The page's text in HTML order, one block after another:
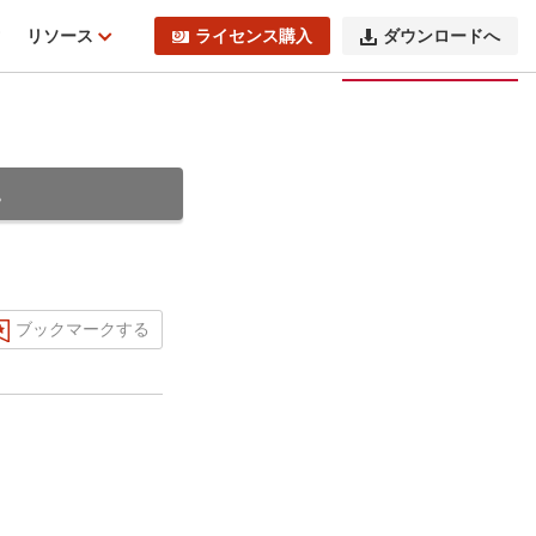
リソース ライセンス購入 ダウンロードへ
ブックマークする